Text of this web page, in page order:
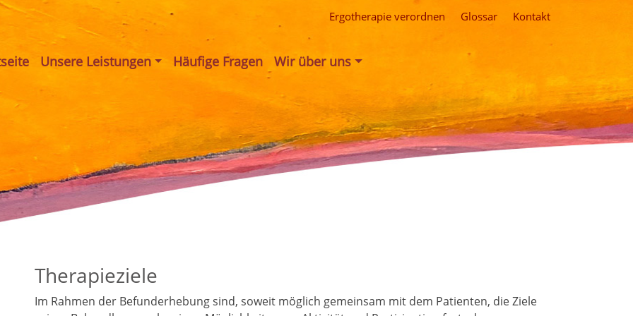
Ergotherapie verordnen Glossar Kontakt
Unsere Leistungen Häufige Fragen Wir über uns
Therapieziele
Im Rahmen der Befunderhebung sind, soweit möglich gemeinsam mit dem Patienten, die Ziele